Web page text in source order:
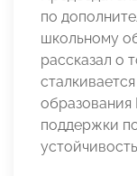
по
школьному
рассказал о
образования
поддержки